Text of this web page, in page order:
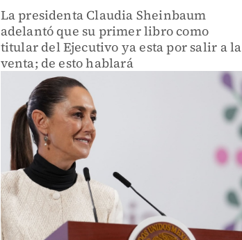
La presidenta Claudia Sheinbaum
adelantó que su primer libro como
titular del Ejecutivo ya esta por salir a la
venta; de esto hablará